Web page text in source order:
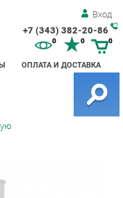
Вход
+7 (343) 382-20-86
ОПЛАТА И ДОСТАВКА
0 0